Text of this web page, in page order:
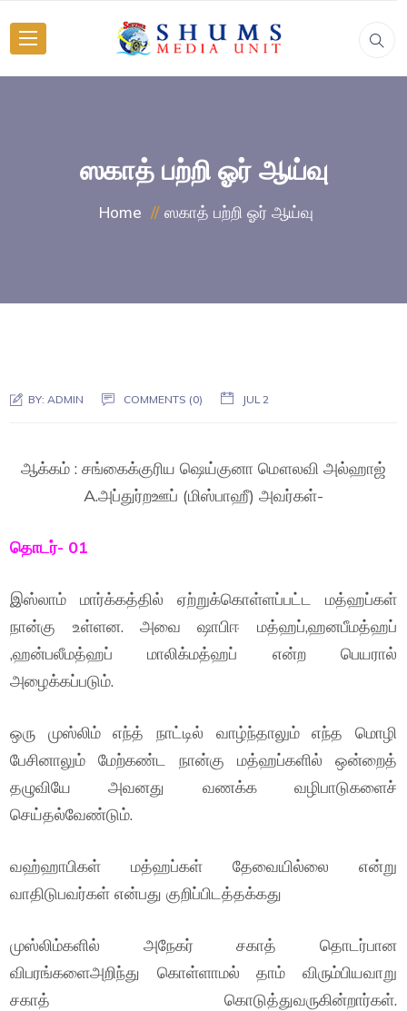
ஸகாத் பற்றி ஓர் ஆய்வு
Home ஸகாத் பற்றி ஓர் ஆய்வு
BY:ADMIN COMMENTS (0) JUL 2
ஆக்கம் : சங்கைக்குரிய ஷெய்குனா மௌலவி அல்ஹாஜ்
A.அப்துர்றஊப் (மிஸ்பாஹீ) அவர்கள்-
தொடர்- 01
இஸ்லாம் மார்க்கத்தில் ஏற்றுக்கொள்ளப்பட்ட மத்ஹப்கள்
நான்கு உள்ளன. அவை ஷாபிஈ மத்ஹப்,ஹனபீமத்ஹப்
,ஹன்பலீமத்ஹப் மாலிக்மத்ஹப் என்ற பெயரால்
அழைக்கப்படும்.
ஒரு முஸ்லிம் எந்த் நாட்டில் வாழ்ந்தாலும் எந்த மொழி
பேசினாலும் மேற்கண்ட நான்கு மத்ஹப்களில் ஒன்றைத்
தழுவியே அவனது வணக்க வழிபாடுகளைச்
செய்தல்வேண்டும்.
வஹ்ஹாபிகள் மத்ஹப்கள் தேவையில்லை என்று
வாதிடுபவர்கள் என்பது குறிப்பிடத்தக்கது
முஸ்லிம்களில் அநேகர் சகாத் தொடர்பான
விபரங்களைஅறிந்து கொள்ளாமல் தாம் விரும்பியவாறு
சகாத் கொடுத்துவருகின்றார்கள்.